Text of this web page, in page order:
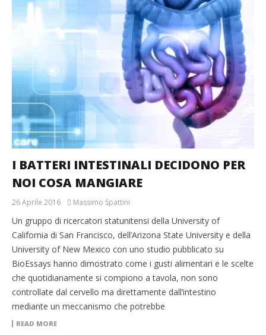
I BATTERI INTESTINALI DECIDONO PER
NOI COSA MANGIARE
26 Aprile 2016 Massimo Spattini
Un gruppo di ricercatori statunitensi della University of
California di San Francisco, dell’Arizona State University e della
University of New Mexico con uno studio pubblicato su
BioEssays hanno dimostrato come i gusti alimentari e le scelte
che quotidianamente si compiono a tavola, non sono
controllate dal cervello ma direttamente dall’intestino
mediante un meccanismo che potrebbe
READ MORE